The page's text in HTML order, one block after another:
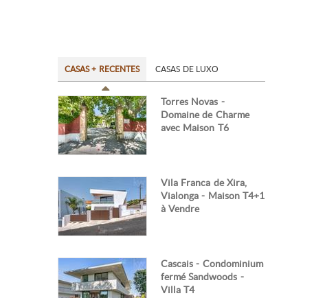
CASAS + RECENTES CASAS DE LUXO
Torres Novas -
Domaine de Charme
avec Maison T6
Vila Franca de Xira,
Vialonga - Maison T4+1
à Vendre
Cascais - Condominium
fermé Sandwoods -
Villa T4